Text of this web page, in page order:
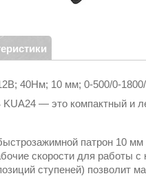
40Нм; 10 мм; 0-500/0-
— это компактный и
патрон 10
скорости для работы
ступеней) позволит